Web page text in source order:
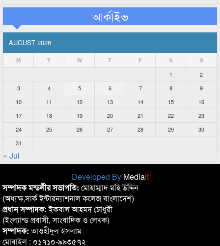
আর্কাইভ
AUGUST 2026
M T W T F S S
1
2
3
4 5 6 7 8
9
10
11 12 13 14 15
16
17
18 19 20 21 22
23
24
25 26 27 28 29
30
31
« Jul
Developed By Mediait
সম্পাদক মন্ডলীর সভাপতি: মোহাম্মাদ মহি উদ্দিন
(অধ্যক্ষ,সার্ক ইন্টারন্যাশনাল কলেজ বাংলাদেশ)
প্রধান সম্পাদক:ইকবাল আহমদ চৌধুরী
(ইংল্যান্ড প্রবাসী, সাংবাদিক ও লেখক)
সম্পাদক:তাওহীদুল ইসলাম
মোবাইল : ০১৭১০-৯৯৩৫৭২